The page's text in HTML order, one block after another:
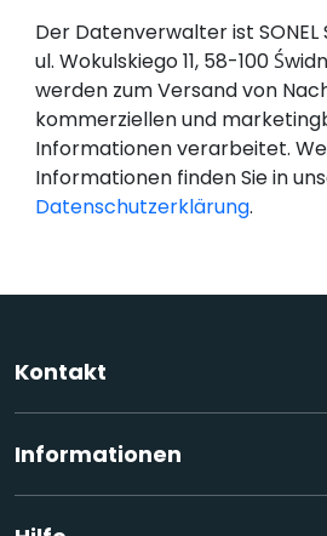
Der Datenverwalter ist SONEL
ul. Wokulskiego 11, 58-100
werden zum Versand von
kommerziellen und
Informationen verarbeitet.
Informationen finden Sie in
Datenschutzerklärung.
Kontakt
Informationen